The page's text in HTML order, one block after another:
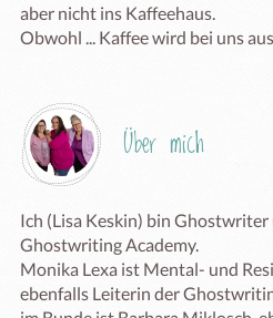
aber nicht ins Kaffeehaus.
Obwohl ... Kaffee wird bei uns
Über mich
Ich (Lisa Keskin) bin
Ghostwriting Academy.
Monika Lexa ist Mental- und
ebenfalls Leiterin der